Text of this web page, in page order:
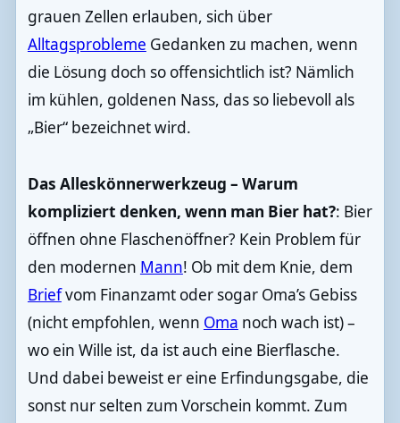
grauen Zellen erlauben, sich über
Alltagsprobleme Gedanken zu machen, wenn
die Lösung doch so offensichtlich ist? Nämlich
im kühlen, goldenen Nass, das so liebevoll als
„Bier“ bezeichnet wird.
Das Alleskönnerwerkzeug – Warum
kompliziert denken, wenn man Bier hat?: Bier
öffnen ohne Flaschenöffner? Kein Problem für
den modernen Mann! Ob mit dem Knie, dem
Briefvom Finanzamt oder sogar Oma’s Gebiss
(nicht empfohlen, wenn Oma noch wach ist) –
wo ein Wille ist, da ist auch eine Bierflasche.
Und dabei beweist er eine Erfindungsgabe, die
sonst nur selten zum Vorschein kommt. Zum